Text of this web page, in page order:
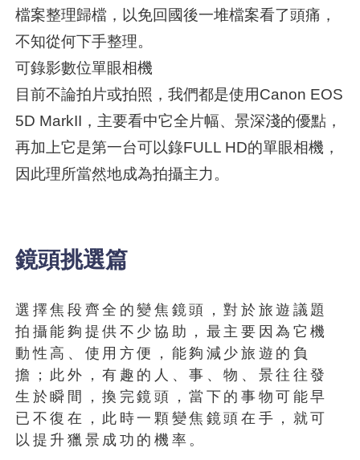
檔案整理歸檔，以免回國後一堆檔案看了頭痛，
不知從何下手整理。
可錄影數位單眼相機
目前不論拍片或拍照，我們都是使用Canon EOS
5D MarkII，主要看中它全片幅、景深淺的優點，
再加上它是第一台可以錄FULL HD的單眼相機，
因此理所當然地成為拍攝主力。
鏡頭挑選篇
選擇焦段齊全的變焦鏡頭，對於旅遊議題
拍攝能夠提供不少協助，最主要因為它機
動性高、使用方便，能夠減少旅遊的負
擔；此外，有趣的人、事、物、景往往發
生於瞬間，換完鏡頭，當下的事物可能早
已不復在，此時一顆變焦鏡頭在手，就可
以提升獵景成功的機率。